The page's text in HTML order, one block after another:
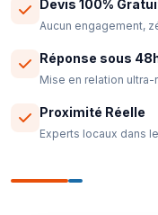
Devis 100%
Aucun engagement,
Réponse sous
Mise en relation ultra-
Proximité Réelle
Experts locaux dans